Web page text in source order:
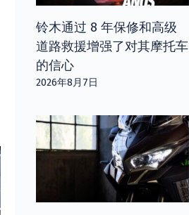
铃木通过 8 年保修和高级
道路救援增强了对其摩托车
的信心
2026年8月7日